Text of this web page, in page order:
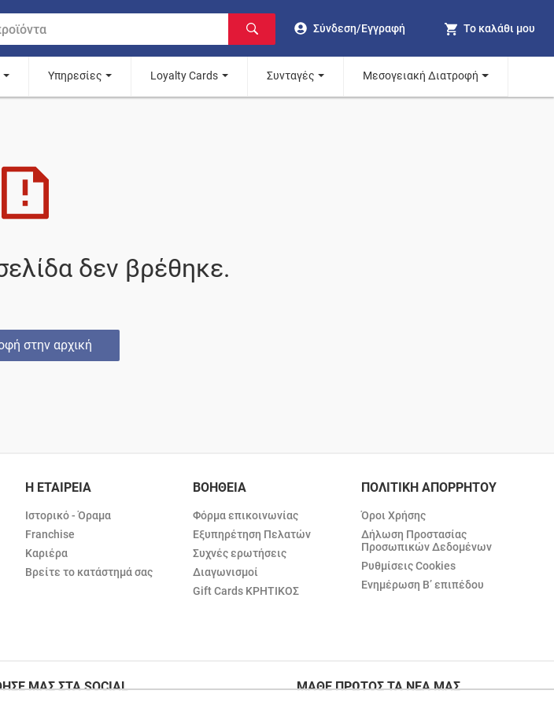
Σύνδεση/Εγγραφή Το καλάθι μου
Υπηρεσίες Loyalty Cards Συνταγές Μεσογειακή Διατροφή
δεν βρέθηκε.
στην αρχική
Η ΕΤΑΙΡΕΙΑ
Ιστορικό - Όραμα
Franchise
Καριέρα
Βρείτε το κατάστημά σας
ΒΟΗΘΕΙΑ
Φόρμα επικοινωνίας
Εξυπηρέτηση Πελατών
Συχνές ερωτήσεις
Διαγωνισμοί
Gift Cards ΚΡΗΤΙΚΟΣ
ΠΟΛΙΤΙΚΗ ΑΠΟΡΡΗΤΟΥ
Όροι Χρήσης
Δήλωση Προστασίας
Προσωπικών Δεδομένων
Ρυθμίσεις Cookies
Ενημέρωση Β’ επιπέδου
ΜΑΣ ΣΤΑ SOCIAL ΜΑΘΕ ΠΡΩΤΟΣ ΤΑ ΝΕΑ ΜΑΣ